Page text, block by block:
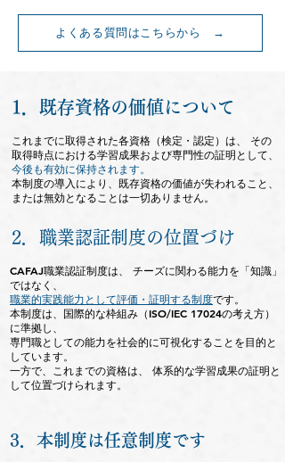
よくある質問はこちらから →
1．既存資格の価値について
これまでに取得された各資格（検定・認定）は、 その
取得時点における学習成果および専門性の証明として、
今後も有効に保持されます。
本制度の導入により、既存資格の価値が失われること、
または無効となることは一切ありません。
2．職業認証制度の位置づけ
CAFAJ職業認証制度は、 チーズに関わる能力を「知識」
ではなく、
職業的実践能力として評価・証明する制度です。
本制度は、国際的な枠組み（ISO/IEC 17024の考え方）
に準拠し、
専門職としての能力を社会的に可視化することを目的と
しています。
一方で、これまでの資格は、 体系的な学習成果の証明と
して位置づけられます。
3．本制度は任意制度です